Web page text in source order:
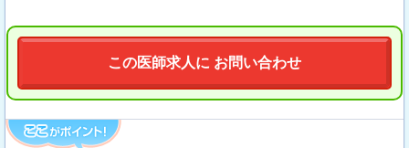
この医師求人に お問い合わせ